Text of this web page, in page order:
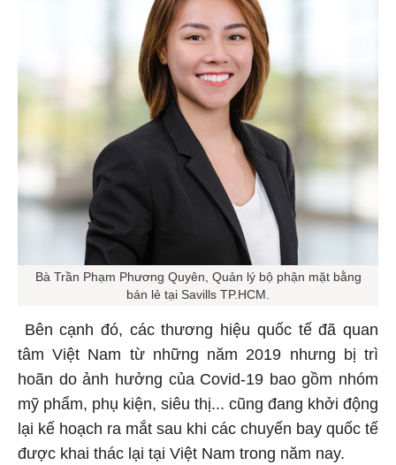
Bà Trần Phạm Phương Quyên, Quản lý bộ phận mặt bằng
bán lẻ tại Savills TP.HCM.
Bên cạnh đó, các thương hiệu quốc tế đã quan
tâm Việt Nam từ những năm 2019 nhưng bị trì
hoãn do ảnh hưởng của Covid-19 bao gồm nhóm
mỹ phẩm, phụ kiện, siêu thị... cũng đang khởi động
lại kế hoạch ra mắt sau khi các chuyến bay quốc tế
được khai thác lại tại Việt Nam trong năm nay.